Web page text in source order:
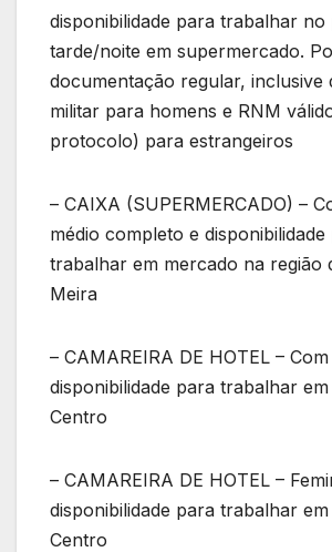
disponibilidade para trabalhar no
tarde/noite em supermercado.
documentação regular, inclusive
militar para homens e RNM
protocolo) para estrangeiros
– CAIXA (SUPERMERCADO) –
médio completo e disponibilidade
trabalhar em mercado na região
Meira
– CAMAREIRA DE HOTEL – Com
disponibilidade para trabalhar
Centro
– CAMAREIRA DE HOTEL –
disponibilidade para trabalhar
Centro